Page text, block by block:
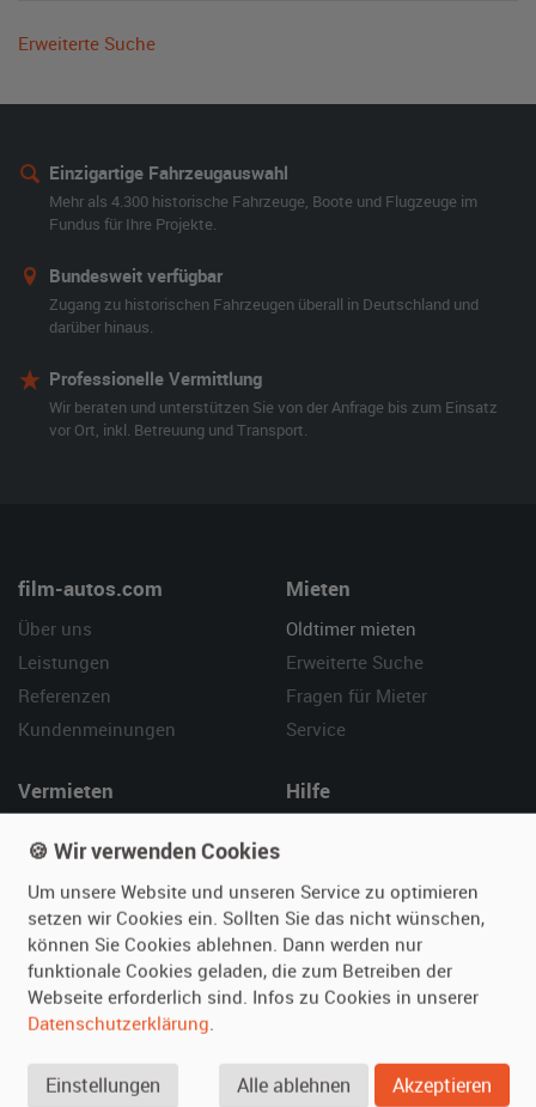
Erweiterte Suche
Einzigartige Fahrzeugauswahl
Mehr als 4.300 historische Fahrzeuge, Boote und Flugzeuge im
Fundus für Ihre Projekte.
Bundesweit verfügbar
Zugang zu historischen Fahrzeugen überall in Deutschland und
darüber hinaus.
Professionelle Vermittlung
Wir beraten und unterstützen Sie von der Anfrage bis zum Einsatz
vor Ort, inkl. Betreuung und Transport.
film-autos.com
Über uns
Leistungen
Referenzen
Kundenmeinungen
Mieten
Oldtimer mieten
Erweiterte Suche
Fragen für Mieter
Service
Vermieten
Fotos senden
Fragen für Vermieter
Inserat verwalten
Hilfe
Kontakt
SPECIAL
Berühmte Filmautos –
🍪 Wir verwenden Cookies
Um unsere Website und unseren Service zu optimieren
setzen wir Cookies ein. Sollten Sie das nicht wünschen,
können Sie Cookies ablehnen. Dann werden nur
funktionale Cookies geladen, die zum Betreiben der
Webseite erforderlich sind. Infos zu Cookies in unserer
Datenschutzerklärung.
Einstellungen Alle ablehnen Akzeptieren